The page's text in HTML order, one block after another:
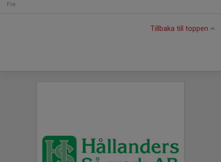
Fre
Tillbaka till toppen